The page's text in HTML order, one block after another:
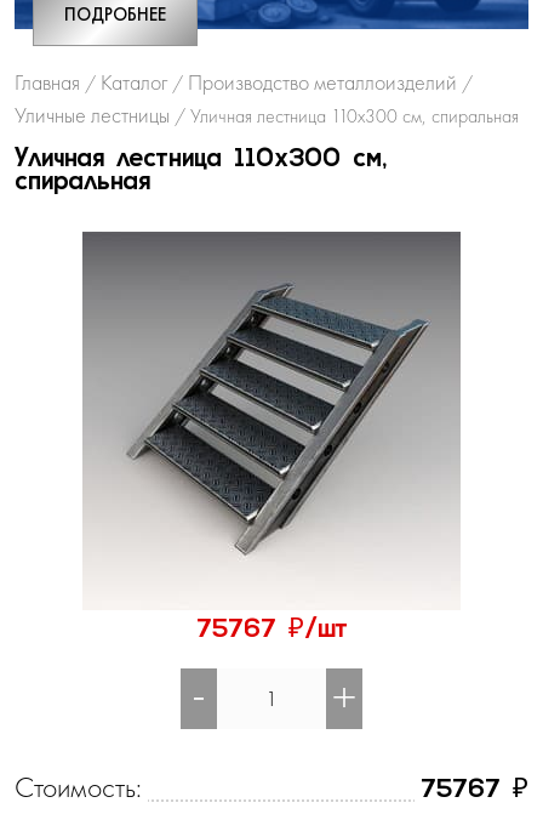
ПОДРОБНЕЕ
Главная / Каталог / Производство металлоизделий /
Уличные лестницы /Уличная лестница 110х300 см, спиральная
Уличная лестница 110х300 см,
спиральная
75767 ₽/шт
- +
Стоимость: 75767 ₽